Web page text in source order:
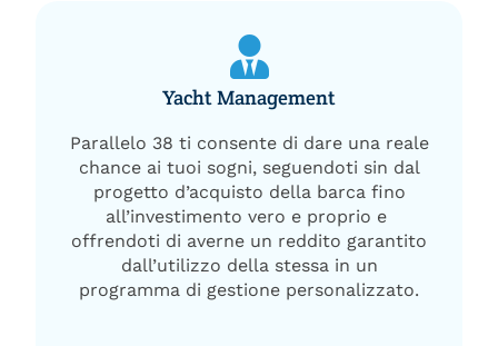
Yacht Management
Parallelo 38 ti consente di dare una reale
chance ai tuoi sogni, seguendoti sin dal
progetto d’acquisto della barca fino
all’investimento vero e proprio e
offrendoti di averne un reddito garantito
dall’utilizzo della stessa in un
programma di gestione personalizzato.